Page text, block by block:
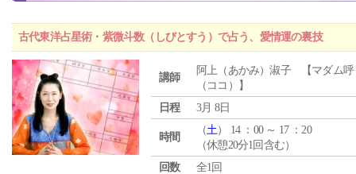
古代東洋占星術・紫微斗数（しびとすう）で占う、愛情運の裏技
講師
阿上（あかみ）淑子 【マダム呼
（ココ）】
日程
3月 8日
時間
（土） 14 ：00 ～ 17 ：20
（休憩20分1回含む）
回数
全1回